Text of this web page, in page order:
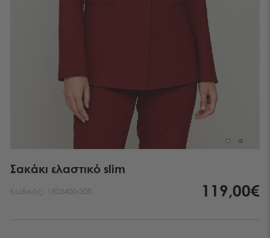
Σακάκι ελαστικό slim
Κωδικός: 1503400-308 119,00€